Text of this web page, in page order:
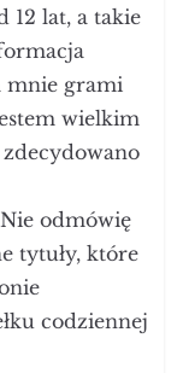
12 lat, a takie
mnie grami
wielkim
odmówię
tytuły, które
codziennej